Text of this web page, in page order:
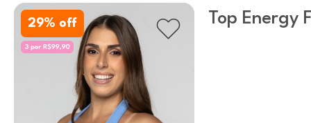
29% off Top Energy